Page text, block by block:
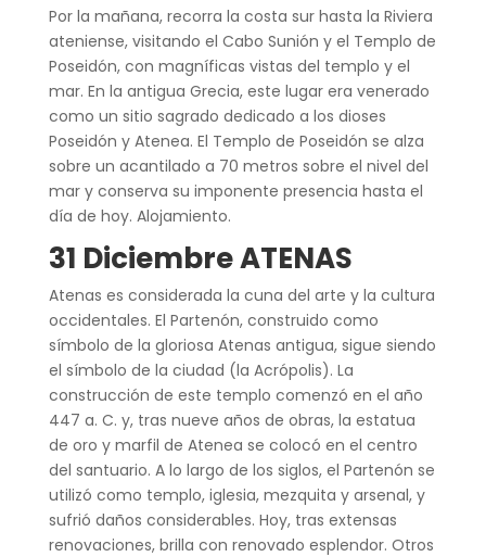
Por la mañana, recorra la costa sur hasta la Riviera
ateniense, visitando el Cabo Sunión y el Templo de
Poseidón, con magníficas vistas del templo y el
mar. En la antigua Grecia, este lugar era venerado
como un sitio sagrado dedicado a los dioses
Poseidón y Atenea. El Templo de Poseidón se alza
sobre un acantilado a 70 metros sobre el nivel del
mar y conserva su imponente presencia hasta el
día de hoy. Alojamiento.
31 Diciembre ATENAS
Atenas es considerada la cuna del arte y la cultura
occidentales. El Partenón, construido como
símbolo de la gloriosa Atenas antigua, sigue siendo
el símbolo de la ciudad (la Acrópolis). La
construcción de este templo comenzó en el año
447 a. C. y, tras nueve años de obras, la estatua
de oro y marfil de Atenea se colocó en el centro
del santuario. A lo largo de los siglos, el Partenón se
utilizó como templo, iglesia, mezquita y arsenal, y
sufrió daños considerables. Hoy, tras extensas
renovaciones, brilla con renovado esplendor. Otros